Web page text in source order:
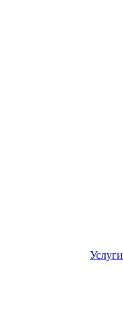
Услуги